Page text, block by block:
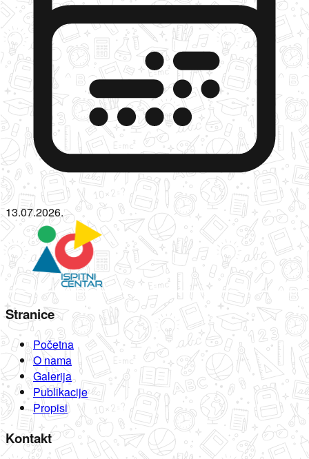
13.07.2026.
Stranice
Početna
O nama
Galerija
Publikacije
Propisi
Kontakt